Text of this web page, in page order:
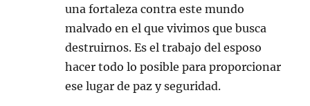
una fortaleza contra este mundo
malvado en el que vivimos que busca
destruirnos. Es el trabajo del esposo
hacer todo lo posible para proporcionar
ese lugar de paz y seguridad.